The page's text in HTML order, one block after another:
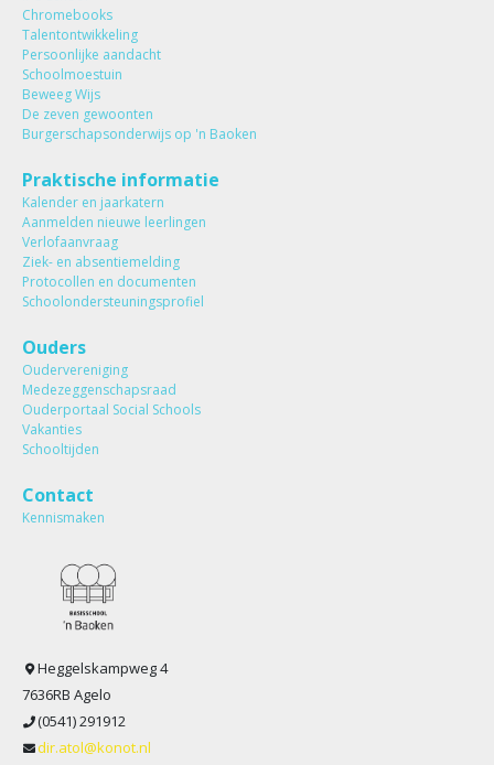
Chromebooks
Talentontwikkeling
Persoonlijke aandacht
Schoolmoestuin
Beweeg Wijs
De zeven gewoonten
Burgerschapsonderwijs op 'n Baoken
Praktische informatie
Kalender en jaarkatern
Aanmelden nieuwe leerlingen
Verlofaanvraag
Ziek- en absentiemelding
Protocollen en documenten
Schoolondersteuningsprofiel
Ouders
Oudervereniging
Medezeggenschapsraad
Ouderportaal Social Schools
Vakanties
Schooltijden
Contact
Kennismaken
Heggelskampweg 4
7636RB Agelo
(0541) 291912
dir.atol@konot.nl